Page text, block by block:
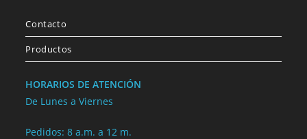
Contacto
Productos
HORARIOS DE ATENCIÓN
De Lunes a Viernes
Pedidos: 8 a.m. a 12 m.